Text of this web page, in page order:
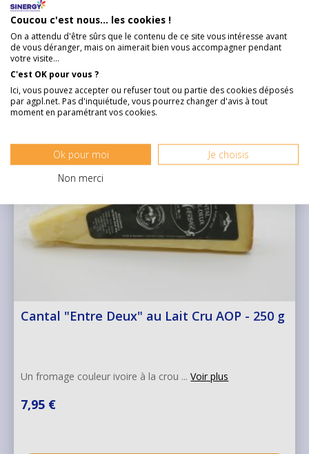
9,95 €
Cantal "Entre Deux" au Lait Cru AOP - 250 g
Un fromage couleur ivoire à la crou ...Voir plus
7,95 €
Coucou c'est nous... les cookies !
On a attendu d'être sûrs que le contenu de ce site vous intéresse avant
de vous déranger, mais on aimerait bien vous accompagner pendant
votre visite...
C'est OK pour vous ?
Ici, vous pouvez accepter ou refuser tout ou partie des cookies déposés
par agpl.net. Pas d'inquiétude, vous pourrez changer d'avis à tout
moment en paramétrant vos cookies.
Ok pour moi
Je choisis
Non merci